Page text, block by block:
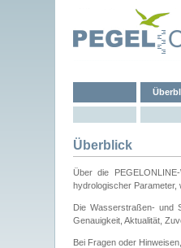
Überblick
Über die
hydrologischer Parameter,
Die Wasserstraßen- und
Genauigkeit, Aktualität,
Bei Fragen oder